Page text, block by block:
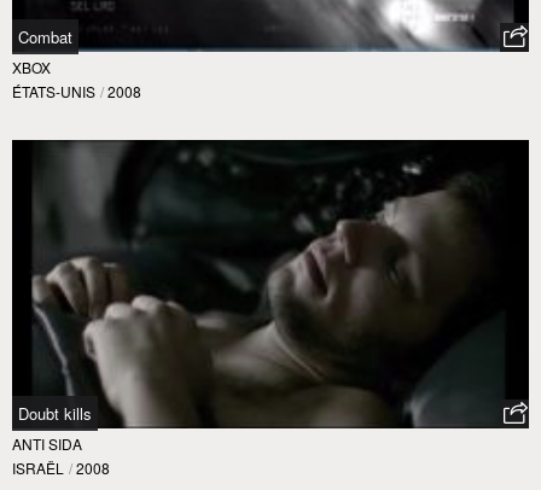
Combat
XBOX
ÉTATS-UNIS / 2008
Doubt kills
ANTI SIDA
ISRAËL / 2008